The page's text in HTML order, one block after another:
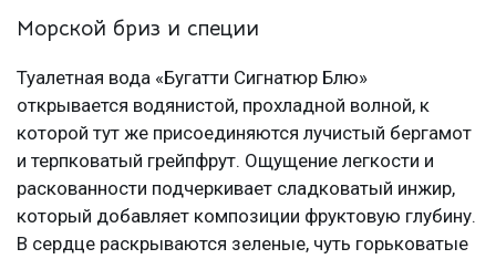
Морской бриз и специи
Туалетная вода «Бугатти Сигнатюр Блю»
открывается водянистой, прохладной волной, к
которой тут же присоединяются лучистый бергамот
и терпковатый грейпфрут. Ощущение легкости и
раскованности подчеркивает сладковатый инжир,
который добавляет композиции фруктовую глубину.
В сердце раскрываются зеленые, чуть горьковатые